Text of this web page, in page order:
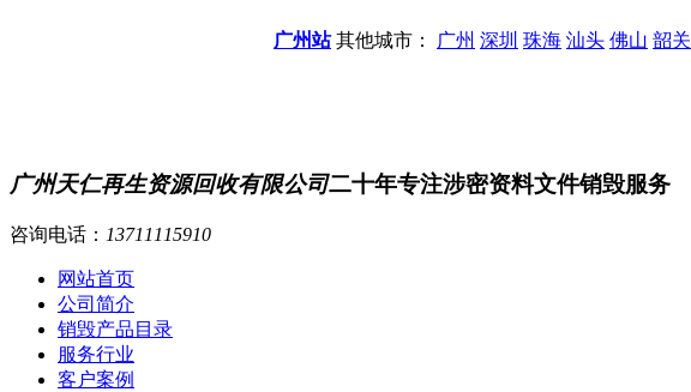
广州站其他城市： 广州 深圳 珠海 汕头 佛山 韶关
广州天仁再生资源回收有限公司二十年专注涉密资料文件销毁服务
咨询电话： 13711115910
网站首页
公司简介
销毁产品目录
服务行业
客户案例